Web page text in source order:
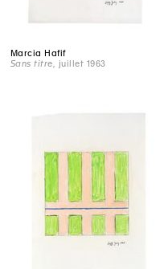
Marcia Hafif
Sans titre, juillet 1963